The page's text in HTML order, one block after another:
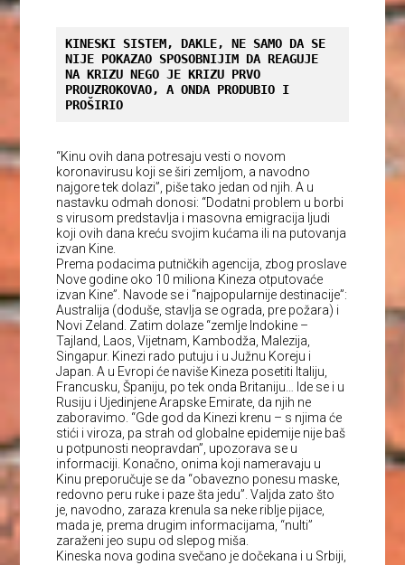
KINESKI SISTEM, DAKLE, NE SAMO DA SE
NIJE POKAZAO SPOSOBNIJIM DA REAGUJE
NA KRIZU NEGO JE KRIZU PRVO
PROUZROKOVAO, A ONDA PRODUBIO I
PROŠIRIO
“Kinu ovih dana potresaju vesti o novom
koronavirusu koji se širi zemljom, a navodno
najgore tek dolazi”, piše tako jedan od njih. A u
nastavku odmah donosi: “Dodatni problem u borbi
s virusom predstavlja i masovna emigracija ljudi
koji ovih dana kreću svojim kućama ili na putovanja
izvan Kine.
Prema podacima putničkih agencija, zbog proslave
Nove godine oko 10 miliona Kineza otputovaće
izvan Kine”. Navode se i “najpopularnije destinacije”:
Australija (doduše, stavlja se ograda, pre požara) i
Novi Zeland. Zatim dolaze “zemlje Indokine –
Tajland, Laos, Vijetnam, Kambodža, Malezija,
Singapur. Kinezi rado putuju i u Južnu Koreju i
Japan. A u Evropi će naviše Kineza posetiti Italiju,
Francusku, Španiju, po tek onda Britaniju… Ide se i u
Rusiju i Ujedinjene Arapske Emirate, da njih ne
zaboravimo. “Gde god da Kinezi krenu – s njima će
stići i viroza, pa strah od globalne epidemije nije baš
u potpunosti neopravdan”, upozorava se u
informaciji. Konačno, onima koji nameravaju u
Kinu preporučuje se da “obavezno ponesu maske,
redovno peru ruke i paze šta jedu”. Valjda zato što
je, navodno, zaraza krenula sa neke riblje pijace,
mada je, prema drugim informacijama, “nulti”
zaraženi jeo supu od slepog miša.
Kineska nova godina svečano je dočekana i u Srbiji,